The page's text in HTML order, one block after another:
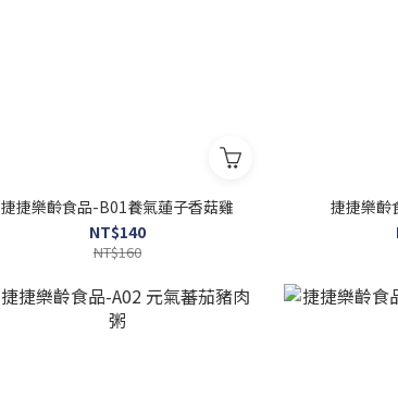
捷捷樂齡食品-B01養氣蓮子香菇雞
NT$140
NT$160
捷捷樂齡